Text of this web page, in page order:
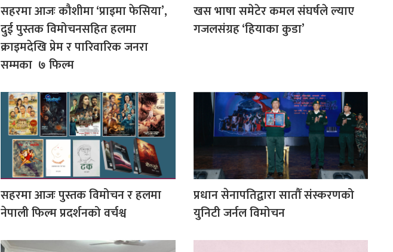
सहरमा आजः कौशीमा ‘प्राइमा फेसिया’,
दुई पुस्तक विमोचनसहित हलमा
क्राइमदेखि प्रेम र पारिवारिक जनरा
सम्मका ७ फिल्म
खस भाषा समेटेर कमल संघर्षले ल्याए
गजलसंग्रह ‘हियाका कुडा’
सहरमा आजः पुस्तक विमोचन र हलमा
नेपाली फिल्म प्रदर्शनको वर्चश्व
प्रधान सेनापतिद्वारा सातौँ संस्करणको
युनिटी जर्नल विमोचन